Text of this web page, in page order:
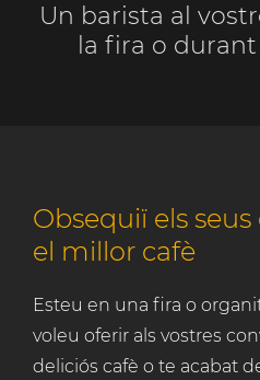
Un barista al
la fira o
Obsequiï els
el millor cafè
Esteu en una fira o
voleu oferir als vostres
deliciós cafè o te acabat